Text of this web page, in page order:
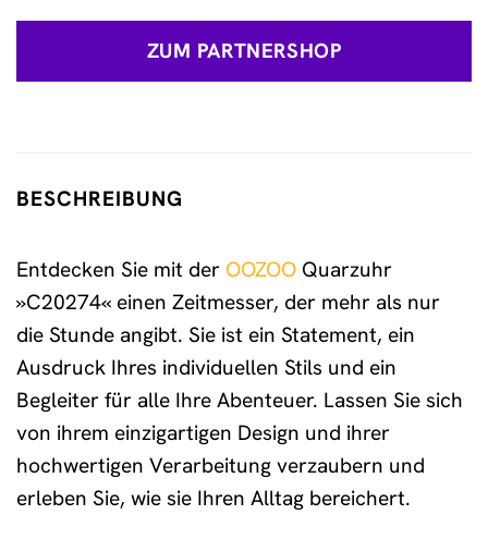
ZUM PARTNERSHOP
BESCHREIBUNG
Entdecken Sie mit der OOZOO Quarzuhr
»C20274« einen Zeitmesser, der mehr als nur
die Stunde angibt. Sie ist ein Statement, ein
Ausdruck Ihres individuellen Stils und ein
Begleiter für alle Ihre Abenteuer. Lassen Sie sich
von ihrem einzigartigen Design und ihrer
hochwertigen Verarbeitung verzaubern und
erleben Sie, wie sie Ihren Alltag bereichert.